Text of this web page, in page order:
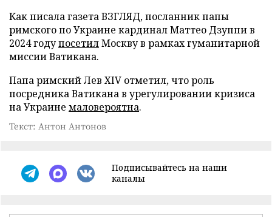
Как писала газета ВЗГЛЯД, посланник папы
римского по Украине кардинал Маттео Дзуппи в
2024 годупосетилМоскву в рамках гуманитарной
миссии Ватикана.
Папа римский Лев XIV отметил, что роль
посредника Ватикана в урегулировании кризиса
на Украине маловероятна.
Текст: Антон Антонов
Подписывайтесь на наши
каналы